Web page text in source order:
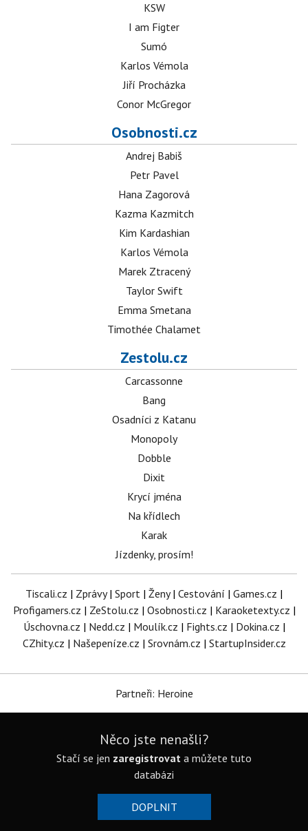
KSW
I am Figter
Sumó
Karlos Vémola
Jiří Procházka
Conor McGregor
Osobnosti.cz
Andrej Babiš
Petr Pavel
Hana Zagorová
Kazma Kazmitch
Kim Kardashian
Karlos Vémola
Marek Ztracený
Taylor Swift
Emma Smetana
Timothée Chalamet
Zestolu.cz
Carcassonne
Bang
Osadníci z Katanu
Monopoly
Dobble
Dixit
Krycí jména
Na křídlech
Karak
Jízdenky, prosím!
Tiscali.cz | Zprávy| Sport | Ženy| Cestování | Games.cz |
Profigamers.cz | ZeStolu.cz | Osobnosti.cz | Karaoketexty.cz |
Úschovna.cz | Nedd.cz | Moulík.cz | Fights.cz | Dokina.cz |
CZhity.cz | Našepeníze.cz | Srovnám.cz | StartupInsider.cz
Partneři: Heroine
Něco jste nenašli?
Stačí se jen zaregistrovat a můžete tuto
databázi
DOPLNIT